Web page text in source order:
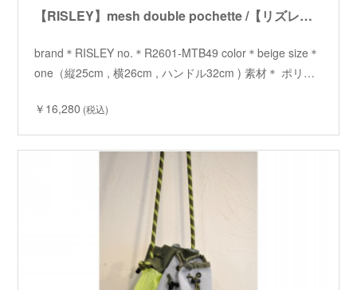
【RISLEY】mesh double pochette /【リズレイ】メッシュダブルポシェット
brand＊RISLEY no.＊R2601-MTB49 color＊beige size＊
one（縦25cm , 横26cm , ハンドル32cm ) 素材＊ ポリ…
￥16,280 (税込)